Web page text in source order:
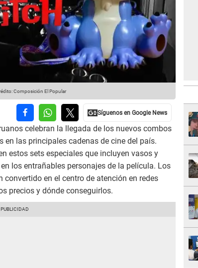
Composición El Popular
celebran la llegada de los nuevos combos
en las principales cadenas de cine del país.
estos sets especiales que incluyen vasos y
los entrañables personajes de la película. Los
en el centro de atención en redes
precios y dónde conseguirlos.